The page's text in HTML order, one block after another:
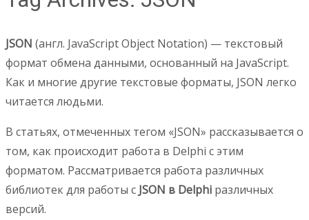
JSON (англ. JavaScript Object Notation) — текстовый
формат обмена данными, основанный на JavaScript.
Как и многие другие текстовые форматы, JSON легко
читается людьми.
В статьях, отмеченных тегом «JSON» рассказывается о
том, как происходит работа в Delphi с этим
форматом. Рассматривается работа различных
библиотек для работы с JSON в Delphi различных
версий.